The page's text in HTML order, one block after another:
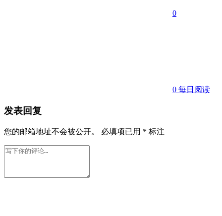
0
0 每日阅读
发表回复
您的邮箱地址不会被公开。 必填项已用 * 标注